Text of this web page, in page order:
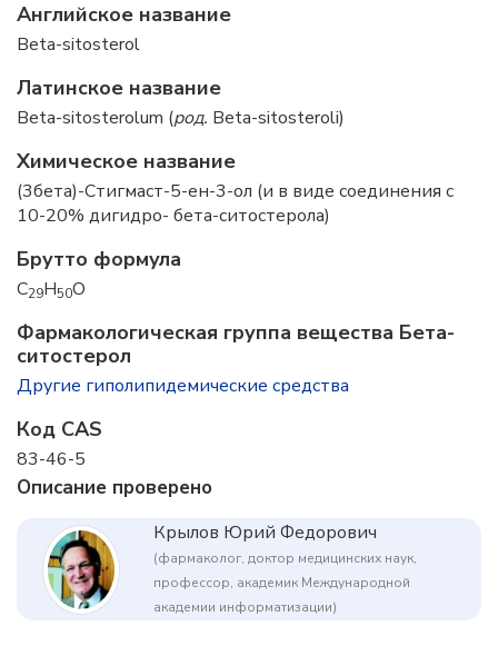
Английское название
Beta-sitosterol
Латинское название
Beta-sitosterolum (род. Beta-sitosteroli)
Химическое название
(3бета)-Стигмаст-5-ен-3-ол (и в виде соединения с
10-20% дигидро- бета-ситостерола)
Брутто формула
C29H50O
Фармакологическая группа вещества Бета-
ситостерол
Другие гиполипидемические средства
Код CAS
83-46-5
Описание проверено
Крылов Юрий Федорович
(фармаколог, доктор медицинских наук,
профессор, академик Международной
академии информатизации)